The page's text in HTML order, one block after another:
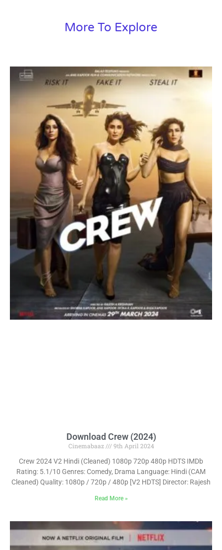
More To Explore
Download Crew (2024)
Cinemabaaz
9th April 2024
Crew 2024 V2 Hindi (Cleaned) 1080p 720p 480p HDTS IMDb
Rating: 5.1/10 Genres: Comedy, Drama Language: Hindi (CAM
Cleaned) Quality: 1080p / 720p / 480p [V2 HDTS] Director: Rajesh
Read More »